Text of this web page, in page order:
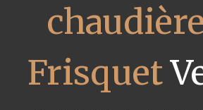
Frisquet